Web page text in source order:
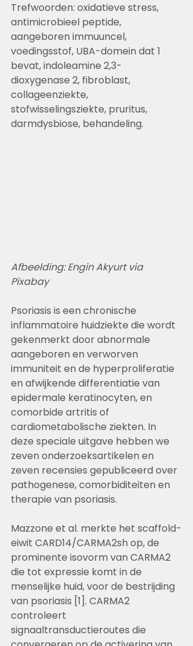
Trefwoorden: oxidatieve stress,
antimicrobieel peptide,
aangeboren immuuncel,
voedingsstof, UBA-domein dat 1
bevat, indoleamine 2,3-
dioxygenase 2, fibroblast,
collageenziekte,
stofwisselingsziekte, pruritus,
darmdysbiose, behandeling.
Afbeelding: Engin Akyurt via
Pixabay
Psoriasis is een chronische
inflammatoire huidziekte die wordt
gekenmerkt door abnormale
aangeboren en verworven
immuniteit en de hyperproliferatie
en afwijkende differentiatie van
epidermale keratinocyten, en
comorbide artritis of
cardiometabolische ziekten. In
deze speciale uitgave hebben we
zeven onderzoeksartikelen en
zeven recensies gepubliceerd over
pathogenese, comorbiditeiten en
therapie van psoriasis.
Mazzone et al. merkte het scaffold-
eiwit CARD14/CARMA2sh op, de
prominente isovorm van CARMA2
die tot expressie komt in de
menselijke huid, voor de bestrijding
van psoriasis [1]. CARMA2
controleert
signaaltransductieroutes die